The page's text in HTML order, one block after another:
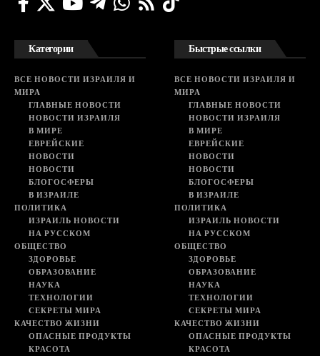
Категории
ВСЕ НОВОСТИ ИЗРАИЛЯ И
МИРА
ГЛАВНЫЕ НОВОСТИ
НОВОСТИ ИЗРАИЛЯ
В МИРЕ
ЕВРЕЙСКИЕ
НОВОСТИ
НОВОСТИ
БЛОГОСФЕРЫ
В ИЗРАИЛЕ
ПОЛИТИКА
ИЗРАИЛЬ НОВОСТИ
НА РУССКОМ
ОБЩЕСТВО
ЗДОРОВЬЕ
ОБРАЗОВАНИЕ
НАУКА
ТЕХНОЛОГИИ
СЕКРЕТЫ МИРА
КАЧЕСТВО ЖИЗНИ
ОПАСНЫЕ ПРОДУКТЫ
КРАСОТА
Быстрые ссылки
ВСЕ НОВОСТИ ИЗРАИЛЯ И
МИРА
ГЛАВНЫЕ НОВОСТИ
НОВОСТИ ИЗРАИЛЯ
В МИРЕ
ЕВРЕЙСКИЕ
НОВОСТИ
НОВОСТИ
БЛОГОСФЕРЫ
В ИЗРАИЛЕ
ПОЛИТИКА
ИЗРАИЛЬ НОВОСТИ
НА РУССКОМ
ОБЩЕСТВО
ЗДОРОВЬЕ
ОБРАЗОВАНИЕ
НАУКА
ТЕХНОЛОГИИ
СЕКРЕТЫ МИРА
КАЧЕСТВО ЖИЗНИ
ОПАСНЫЕ ПРОДУКТЫ
КРАСОТА